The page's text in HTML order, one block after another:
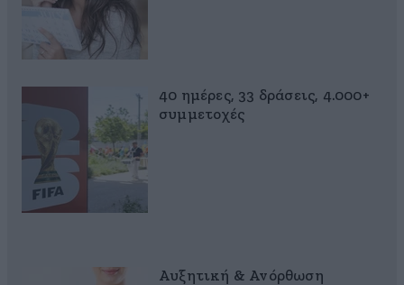
40 ημέρες, 33 δράσεις, 4.000+
συμμετοχές
Αυξητική & Ανόρθωση